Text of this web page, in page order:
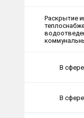
Раскрытие
В
В